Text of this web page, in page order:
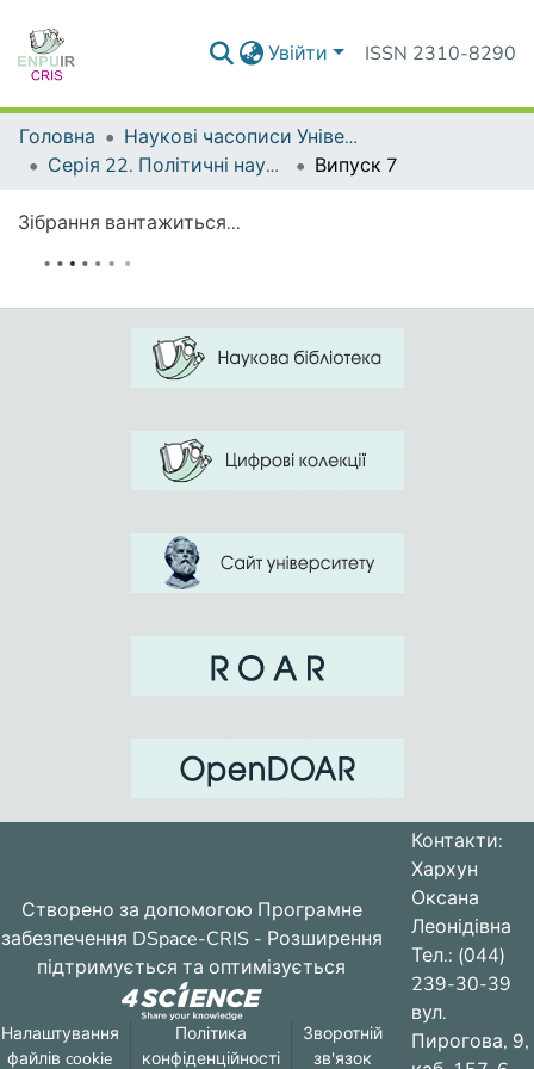
Увійти ISSN 2310-8290
Головна
Наукові часописи Університету
Серія 22. Політичні науки та методики викладання соціально-політичних дисциплін
Випуск 7
Зібрання вантажиться...
Створено за допомогою Програмне
забезпечення DSpace-CRIS - Розширення
підтримується та оптимізується
Налаштування
файлів cookie
Політика
конфіденційності
Зворотній
зв'язок
Контакти:
Хархун
Оксана
Леонідівна
Тел.: (044)
239-30-39
вул.
Пирогова, 9,